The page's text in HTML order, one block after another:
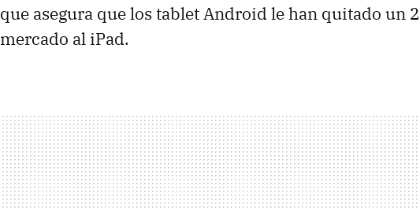
que asegura que los tablet Android le han quitado un
mercado al iPad.